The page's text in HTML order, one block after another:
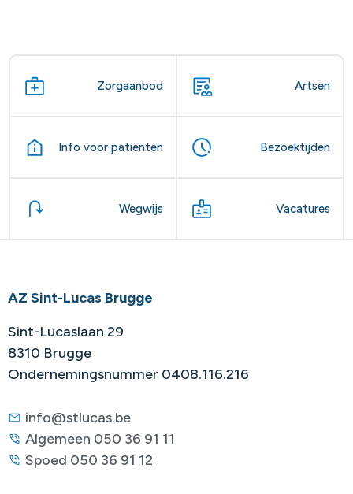
Zorgaanbod Artsen
Info voor patiënten Bezoektijden
Wegwijs Vacatures
AZ Sint-Lucas Brugge
Sint-Lucaslaan 29
8310 Brugge
Ondernemingsnummer 0408.116.216
info@stlucas.be
Algemeen 050 36 91 11
Spoed 050 36 91 12